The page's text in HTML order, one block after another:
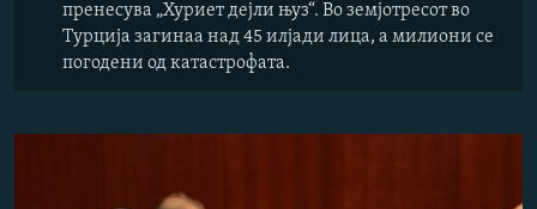
пренесува „Хуриет дејли њуз“. Во земјотресот во
Турција загинаа над 45 илјади лица, а милиони се
погодени од катастрофата.